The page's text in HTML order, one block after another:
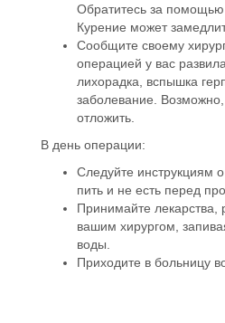
Обратитесь за помощью
Курение может
Сообщите своему
операцией у вас
лихорадка, вспышка
заболевание.
отложить.
В день операции:
Следуйте инструкциям
пить и не есть перед
Принимайте лекарства,
вашим хирургом,
воды.
Приходите в больницу